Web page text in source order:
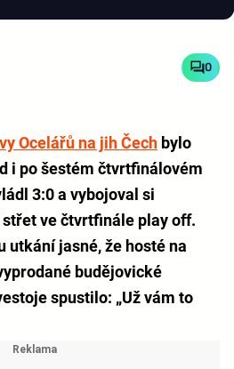
0
Ocelářů na jih Čech bylo
i po šestém čtvrtfinálovém
3:0 a vybojoval si
ve čtvrtfinále play off.
utkání jasné, že hosté na
budějovické
spustilo: „Už vám to